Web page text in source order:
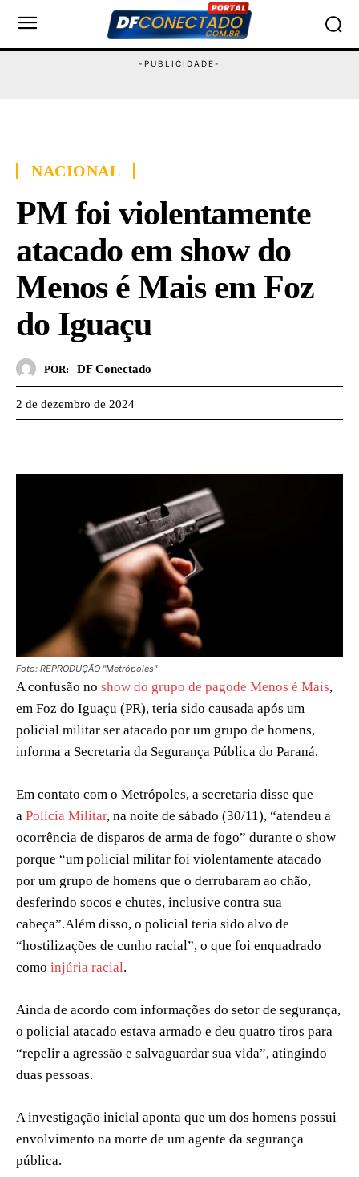
NACIONAL
PM foi violentamente
atacado em show do
Menos é Mais em Foz
do Iguaçu
POR: DF Conectado
2 de dezembro de 2024
Foto: REPRODUÇÃO "Metrópoles"
A confusão no show do grupo de pagode Menos é Mais,
em Foz do Iguaçu (PR), teria sido causada após um
policial militar ser atacado por um grupo de homens,
informa a Secretaria da Segurança Pública do Paraná.
Em contato com o Metrópoles, a secretaria disse que
a Polícia Militar, na noite de sábado (30/11), “atendeu a
ocorrência de disparos de arma de fogo” durante o show
porque “um policial militar foi violentamente atacado
por um grupo de homens que o derrubaram ao chão,
desferindo socos e chutes, inclusive contra sua
cabeça”.Além disso, o policial teria sido alvo de
“hostilizações de cunho racial”, o que foi enquadrado
como injúria racial.
Ainda de acordo com informações do setor de segurança,
o policial atacado estava armado e deu quatro tiros para
“repelir a agressão e salvaguardar sua vida”, atingindo
duas pessoas.
A investigação inicial aponta que um dos homens possui
envolvimento na morte de um agente da segurança
pública.